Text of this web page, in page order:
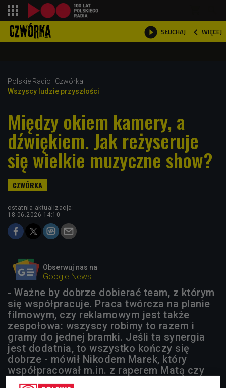
 SŁUCHAJ  WIĘCEJ

Polskie Radio
Czwórka
Wszyscy ludzie przyszłości
Między okiem kamery, a
dźwiękiem. Jak reżyseruje
się wielkie muzyczne show?
ostatnia aktualizacja:
18.06.2026 14:10
Obserwuj nas na
Google News
- Ważne by dobrze dobierać team, z którym
się współpracuje. Praca twórcza na planie
filmowym, czy reklamowym jest także
zespołowa: wszyscy robimy to razem i
gramy do jednej bramki. Jeśli ta synergia
jest dodatnia, to wszystko kończy się
dobrze - mówił Nikodem Marek, który
współpracował m.in. z raperem Matą czy
wokalistką Darią Zawiałow.